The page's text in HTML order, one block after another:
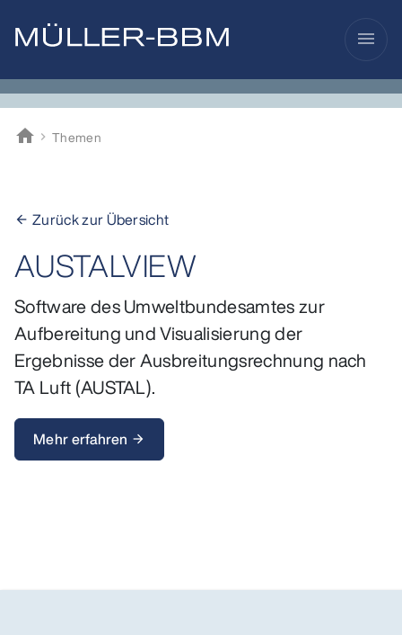
menu
home
Müller-BBM
Themen
arrow_back Zurück zur Übersicht
AUSTALVIEW
Software des Umweltbundesamtes zur
Aufbereitung und Visualisierung der
Ergebnisse der Ausbreitungsrechnung nach
TA Luft (AUSTAL).
Mehr erfahren arrow_forward